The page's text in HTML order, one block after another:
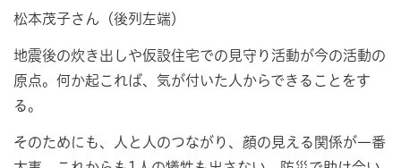
松本茂子さん（後列左端）
地震後の炊き出しや仮設住宅での見守り活動が今の活動の
原点。何か起これば、気が付いた人からできることをす
る。
そのためにも、人と人のつながり、顔の見える関係が一番